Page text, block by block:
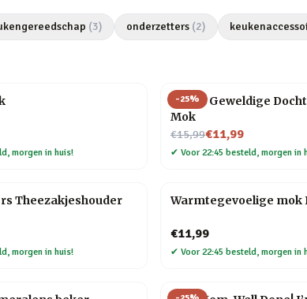
(3) onderzetters (2)
morgen in huis!
-25%
Meest Geweldige
Mok
€15,99
Nu voor€11,99
✔ Voor 22:45 besteld, morgen in
Theezakjeshouder
morgen in huis!
Warmtegevoelige mok
€11,99
✔ Voor 22:45 besteld, morgen in